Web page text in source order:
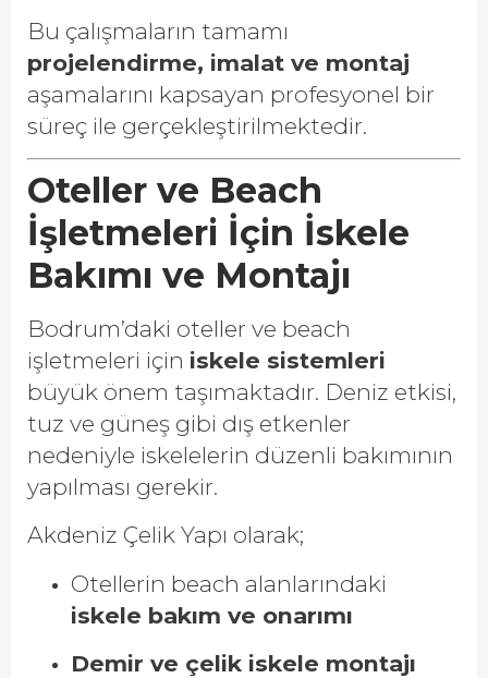
Bu çalışmaların tamamı
projelendirme, imalat ve montaj
aşamalarını kapsayan profesyonel bir
süreç ile gerçekleştirilmektedir.
Oteller ve Beach
İşletmeleri İçin İskele
Bakımı ve Montajı
Bodrum’daki oteller ve beach
işletmeleri için iskele sistemleri
büyük önem taşımaktadır. Deniz etkisi,
tuz ve güneş gibi dış etkenler
nedeniyle iskelelerin düzenli bakımının
yapılması gerekir.
Akdeniz Çelik Yapı olarak;
Otellerin beach alanlarındaki
iskele bakım ve onarımı
Demir ve çelik iskele montajı